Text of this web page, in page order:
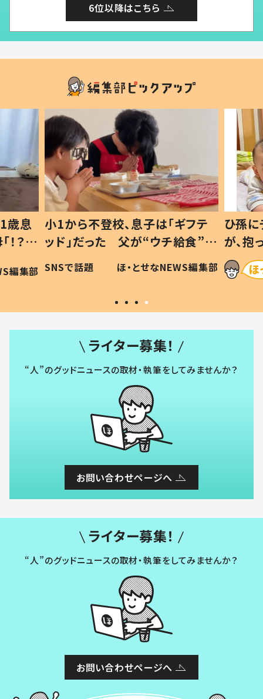
6位以降はこちら
歳息
？」
編集部
小1から不登校、息子は「ギフテ
ッド」だった 父が“ウチ給食”を
作り続ける理由とは #令和の親
#令和の子
SNSで話題 ほ・とせなNEWS編集部
ひ孫
が、
「涙が
い」
ライター募集！
“人”のグッドニュースの取材・執筆をしてみませんか？
お問い合わせページへ
ライター募集！
“人”のグッドニュースの取材・執筆をしてみませんか？
お問い合わせページへ